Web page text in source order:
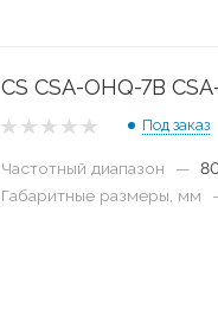
CS CSA-OHQ-7B
Под заказ
Частотный диапазон —
Габаритные размеры, мм